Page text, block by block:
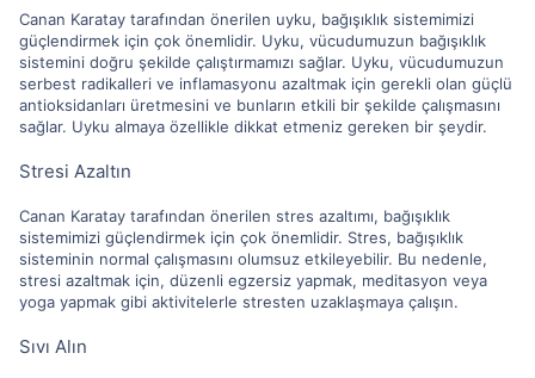
Canan Karatay tarafından önerilen uyku, bağışıklık sistemimizi
güçlendirmek için çok önemlidir. Uyku, vücudumuzun bağışıklık
sistemini doğru şekilde çalıştırmamızı sağlar. Uyku, vücudumuzun
serbest radikalleri ve inflamasyonu azaltmak için gerekli olan güçlü
antioksidanları üretmesini ve bunların etkili bir şekilde çalışmasını
sağlar. Uyku almaya özellikle dikkat etmeniz gereken bir şeydir.
Stresi Azaltın
Canan Karatay tarafından önerilen stres azaltımı, bağışıklık
sistemimizi güçlendirmek için çok önemlidir. Stres, bağışıklık
sisteminin normal çalışmasını olumsuz etkileyebilir. Bu nedenle,
stresi azaltmak için, düzenli egzersiz yapmak, meditasyon veya
yoga yapmak gibi aktivitelerle stresten uzaklaşmaya çalışın.
Sıvı Alın